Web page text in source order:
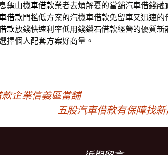
龜山機車借款業者去煩解憂的當舖汽車借錢融
借款門檻低方案的汽機車借款免留車又迅速的
款放錢快速利率低用錢鑽石借款經營的優質新
擇個人配套方案好商量。
企業信義區當舖
五股汽車借款有保障找